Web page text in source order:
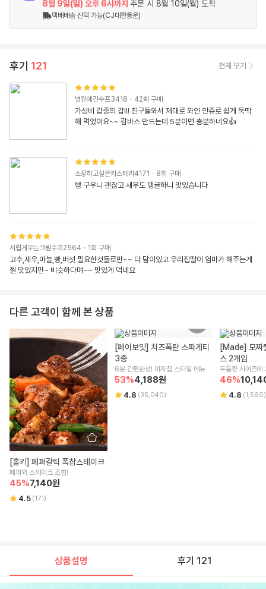
8월 9일(일) 오후 6시 까지 주문 시 8월 10일(월) 도착
택배배송 선택 가능(CJ대한통운)
후기 121 전체 보기
병원에간수프3418 · 42회 구매
가성비 갑중의 갑!!! 친구들와서 제대로 와인 안쥬로 쉽게 뚝딱
해 먹었어요~~ 감바스 만드는데 5분이면 충분하네요👍
소장하고싶은카스테라4171 · 8회 구매
빵 구우니 괜찮고 새우도 탱글하니 맛있습니다
서럽게우는크림수프2564 · 1회 구매
고추,새우,마늘,빵,버섯 필요한것들로만~~ 다 담아있고 우리집딸이 엄마가 해주는게
젤 맛있지만~ 비슷하다며~~ 맛있게 먹네요
다른 고객이 함께 본 상품
[홀키] 페퍼갈릭 폭찹스테이크
페퍼와 스테이크 조합!
45%7,140원
4.5 (171 )
[페이보잇] 치즈폭탄 스파게티
3종
6분 간편완성! 피자집 스타일 메뉴
53%4,188원
4.8 (35,040)
[Made] 모짜
스 2개입
두툼한 사이즈에
46%
4.8 (1,560)
상품설명 후기 121